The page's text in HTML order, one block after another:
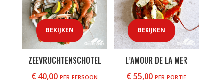
BEKIJKEN
ZEEVRUCHTENSCHOTEL
€ 40,00per persoon
BEKIJKEN
L’AMOUR DE LA MER
€55,00per portie